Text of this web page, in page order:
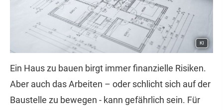
KI
Ein Haus zu bauen birgt immer finanzielle Risiken.
Aber auch das Arbeiten – oder schlicht sich auf der
Baustelle zu bewegen - kann gefährlich sein. Für